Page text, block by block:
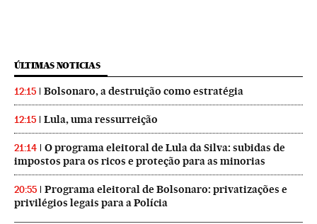
ÚLTIMAS NOTICIAS
12:15 Bolsonaro, a destruição como estratégia
12:15 Lula, uma ressurreição
21:14
O programa eleitoral de Lula da Silva: subidas de
impostos para os ricos e proteção para as minorias
20:55
Programa eleitoral de Bolsonaro: privatizações e
privilégios legais para a Polícia